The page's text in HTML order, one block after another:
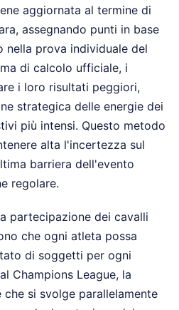
aggiornata al termine di
assegnando punti in base
prova individuale del
di calcolo ufficiale, i
i loro risultati peggiori,
strategica delle energie dei
più intensi. Questo metodo
alta l'incertezza sul
barriera dell'evento
regolare.
partecipazione dei cavalli
che ogni atleta possa
di soggetti per ogni
Champions League, la
si svolge parallelamente